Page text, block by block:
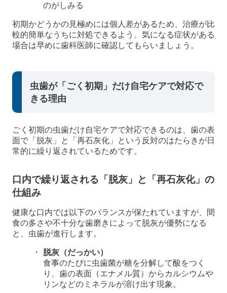
のがしみる
初期かどうかの見極めには個人差があるため、治療が比
較的簡単なうちに対処できるよう、気になる症状がある
場合は早めに歯科医師に確認してもらいましょう。
虫歯が「ごく初期」だけ自宅ケアで対応で
きる理由
ごく初期の虫歯だけ自宅ケアで対応できるのは、歯の表
面で「脱灰」と「再石灰化」という反対のはたらきが日
常的に繰り返されているためです。
口内で繰り返される「脱灰」と「再石灰化」の
仕組み
健康な口内では以下のバランスが保たれていますが、間
食の多さや不十分な歯磨きによって脱灰が優勢になる
と、虫歯が進行します。
脱灰（だっかい）
食事のたびに虫歯菌が糖を分解して酸をつく
り、歯の表面（エナメル質）からカルシウムや
リンなどのミネラルが溶け出す現象。